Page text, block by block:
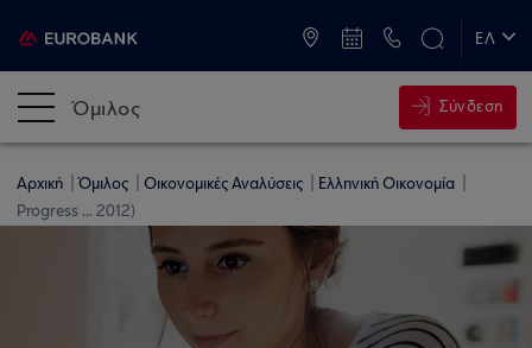
ΕΛ
Όμιλος Σύνδεση
Αρχική Όμιλος Οικονομικές Αναλύσεις
Ελληνική Οικονομία
Progress ... 2012)